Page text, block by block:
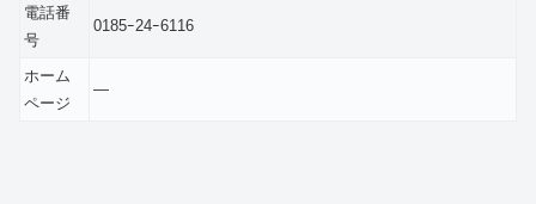
電話番
号
0185ｰ24ｰ6116
ホーム
ページ
―